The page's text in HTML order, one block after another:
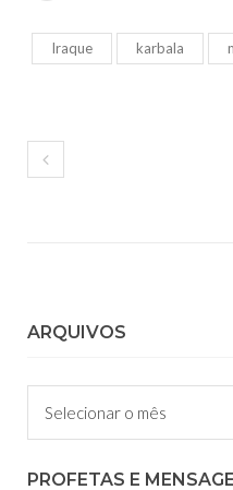
Iraque karbala
ARQUIVOS
Arquivos
PROFETAS E